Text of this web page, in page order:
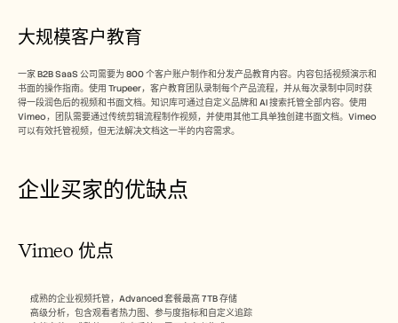
大规模客户教育
一家 B2B SaaS 公司需要为 800 个客户账户制作和分发产品教育内容。内容包括视频演示和
书面的操作指南。使用 Trupeer，客户教育团队录制每个产品流程，并从每次录制中同时获
得一段润色后的视频和书面文档。知识库可通过自定义品牌和 AI 搜索托管全部内容。使用
Vimeo，团队需要通过传统剪辑流程制作视频，并使用其他工具单独创建书面文档。Vimeo
可以有效托管视频，但无法解决文档这一半的内容需求。
企业买家的优缺点
Vimeo 优点
成熟的企业视频托管，Advanced 套餐最高 7TB 存储
高级分析，包含观看者热力图、参与度指标和自定义追踪